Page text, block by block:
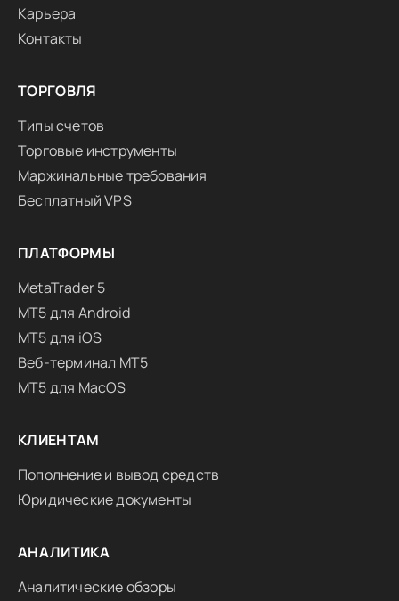
Карьера
Контакты
ТОРГОВЛЯ
Типы счетов
Торговые инструменты
Маржинальные требования
Бесплатный VPS
ПЛАТФОРМЫ
MetaTrader 5
MT5 для Android
MT5 для iOS
Веб-терминал MT5
MT5 для MacOS
КЛИЕНТАМ
Пополнение и вывод средств
Юридические документы
АНАЛИТИКА
Аналитические обзоры